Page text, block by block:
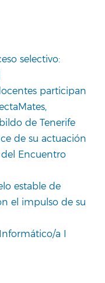
selectivo:
participan
de Tenerife
de su actuación
Encuentro
estable de
el impulso de su
a I